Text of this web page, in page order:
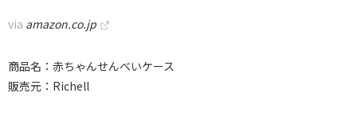
via amazon.co.jp
商品名：赤ちゃんせんべいケース
販売元：Richell